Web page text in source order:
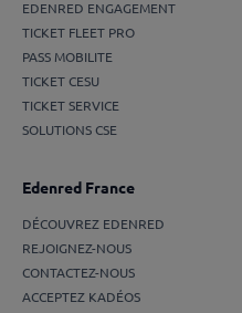
EDENRED ENGAGEMENT
TICKET FLEET PRO
PASS MOBILITE
TICKET CESU
TICKET SERVICE
SOLUTIONS CSE
Edenred France
DÉCOUVREZ EDENRED
REJOIGNEZ-NOUS
CONTACTEZ-NOUS
ACCEPTEZ KADÉOS